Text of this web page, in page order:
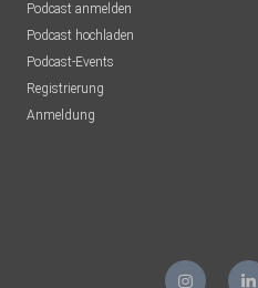
Podcast anmelden
Podcast hochladen
Podcast-Events
Registrierung
Anmeldung